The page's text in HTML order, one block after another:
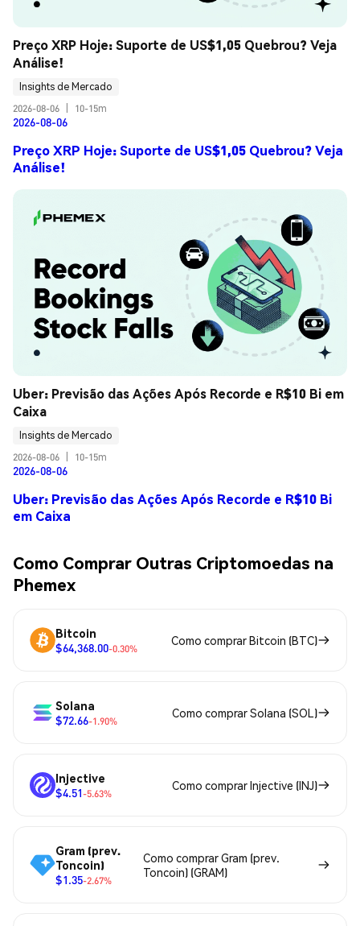
Preço XRP Hoje: Suporte de US$1,05 Quebrou? Veja
Análise!
Insights de Mercado
2026-08-06
10-15m
2026-08-06
Preço XRP Hoje: Suporte de US$1,05 Quebrou? Veja
Análise!
Uber: Previsão das Ações Após Recorde e R$10 Bi em
Caixa
Insights de Mercado
2026-08-06
10-15m
2026-08-06
Uber: Previsão das Ações Após Recorde e R$10 Bi
em Caixa
Como Comprar Outras Criptomoedas na
Phemex
Bitcoin
$64,368.00-0.30%
Como comprar Bitcoin (BTC)
Solana
$72.66-1.90%
Como comprar Solana (SOL)
Injective
$4.51-5.63%
Como comprar Injective (INJ)
Gram (prev.
Toncoin)
$1.35-2.67%
Como comprar Gram (prev.
Toncoin) (GRAM)